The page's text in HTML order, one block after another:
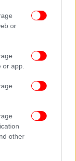
or
app.
other
έως 20/8